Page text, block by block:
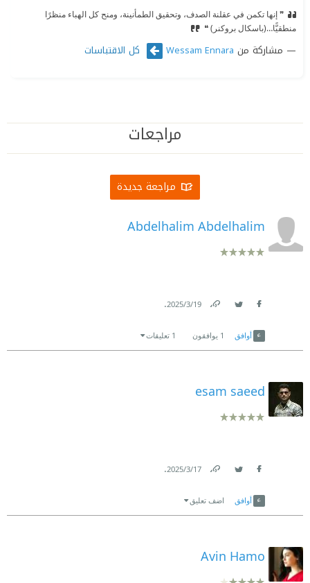
❞ إنها تكمن في عقلنة الصدف، وتحقيق الطمأنينة، ومنح كل الهباء منظرًا
منطقيًّا…⁠‫(باسكال بروكنر) ❝
مشاركة من Wessam Ennara كل الاقتباسات
مراجعات
مراجعة جديدة
Abdelhalim Abdelhalim
19‏/3‏/2025
.
أوافق 1 يوافقون 1 تعليقات
esam saeed
17‏/3‏/2025
.
أوافق اضف تعليق
Avin Hamo